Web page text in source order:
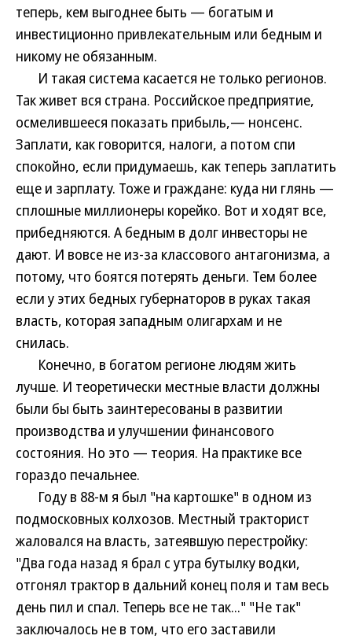
теперь, кем выгоднее быть — богатым и
инвестиционно привлекательным или бедным и
никому не обязанным.
И такая система касается не только регионов.
Так живет вся страна. Российское предприятие,
осмелившееся показать прибыль,— нонсенс.
Заплати, как говорится, налоги, а потом спи
спокойно, если придумаешь, как теперь заплатить
еще и зарплату. Тоже и граждане: куда ни глянь —
сплошные миллионеры корейко. Вот и ходят все,
прибедняются. А бедным в долг инвесторы не
дают. И вовсе не из-за классового антагонизма, а
потому, что боятся потерять деньги. Тем более
если у этих бедных губернаторов в руках такая
власть, которая западным олигархам и не
снилась.
Конечно, в богатом регионе людям жить
лучше. И теоретически местные власти должны
были бы быть заинтересованы в развитии
производства и улучшении финансового
состояния. Но это — теория. На практике все
гораздо печальнее.
Году в 88-м я был "на картошке" в одном из
подмосковных колхозов. Местный тракторист
жаловался на власть, затеявшую перестройку:
"Два года назад я брал с утра бутылку водки,
отгонял трактор в дальний конец поля и там весь
день пил и спал. Теперь все не так..." "Не так"
заключалось не в том, что его заставили